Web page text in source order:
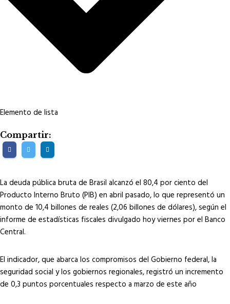
Elemento de lista
Compartir:
La deuda pública bruta de Brasil alcanzó el 80,4 por ciento del
Producto Interno Bruto (PIB) en abril pasado, lo que representó un
monto de 10,4 billones de reales (2,06 billones de dólares), según el
informe de estadísticas fiscales divulgado hoy viernes por el Banco
Central.
El indicador, que abarca los compromisos del Gobierno federal, la
seguridad social y los gobiernos regionales, registró un incremento
de 0,3 puntos porcentuales respecto a marzo de este año